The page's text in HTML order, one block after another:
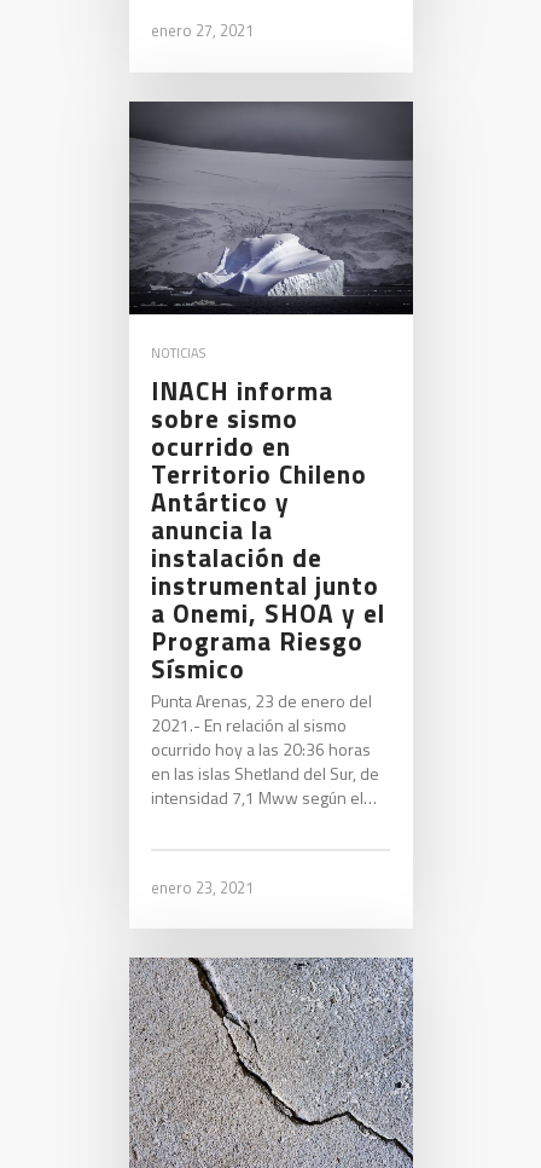
enero 27, 2021
NOTICIAS
INACH informa
sobre sismo
ocurrido en
Territorio Chileno
Antártico y
anuncia la
instalación de
instrumental junto
a Onemi, SHOA y el
Programa Riesgo
Sísmico
Punta Arenas, 23 de enero del
2021.- En relación al sismo
ocurrido hoy a las 20:36 horas
en las islas Shetland del Sur, de
intensidad 7,1 Mww según el…
enero 23, 2021